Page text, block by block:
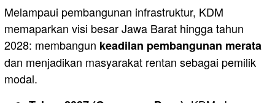
Melampaui pembangunan infrastruktur, KDM
memaparkan visi besar Jawa Barat hingga tahun
2028: membangun keadilan pembangunan merata
dan menjadikan masyarakat rentan sebagai pemilik
modal.